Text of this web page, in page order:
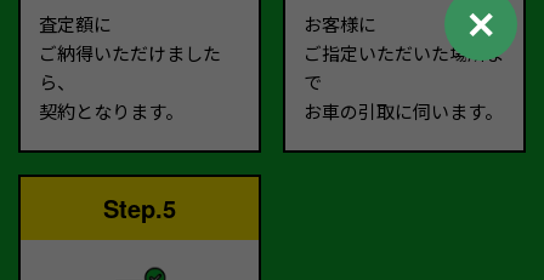
査定額に
ご納得いただけました
ら、
契約となります。
お客様に
ご指定いただいた場所ま
で
お車の引取に伺います。
Step.5
✕